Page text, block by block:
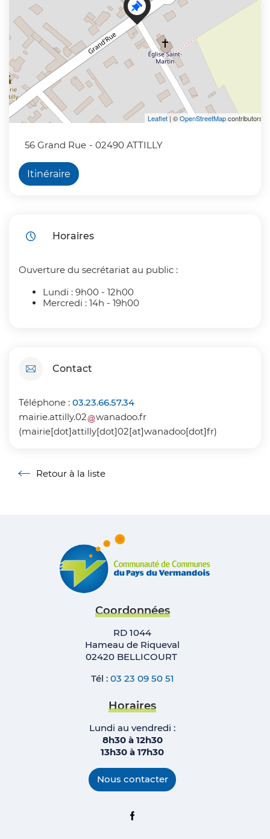
Leaflet | ©OpenStreetMapcontributors
56 Grand Rue - 02490 ATTILLY
Itinéraire
Horaires
Ouverture du secrétariat au public :
Lundi : 9h00 - 12h00
Mercredi : 14h - 19h00
Contact
Téléphone : 03.23.66.57.34
mairie.attilly.02 wanadoo.fr
(mairie[dot]attilly[dot]02[at]wanadoo[dot]fr)
Retour à la liste
Retour à la liste
Coordonnées
RD 1044
Hameau de Riqueval
02420 BELLICOURT
Tél : 03 23 09 50 51
Horaires
Lundi au vendredi :
8h30 à 12h30
13h30 à 17h30
Nous contacter